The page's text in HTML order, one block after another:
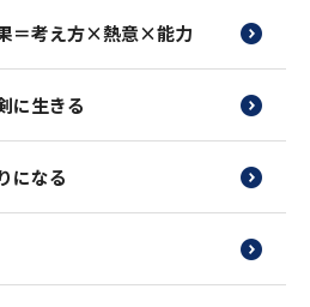
＝考え方×熱意×能力
に生きる
になる